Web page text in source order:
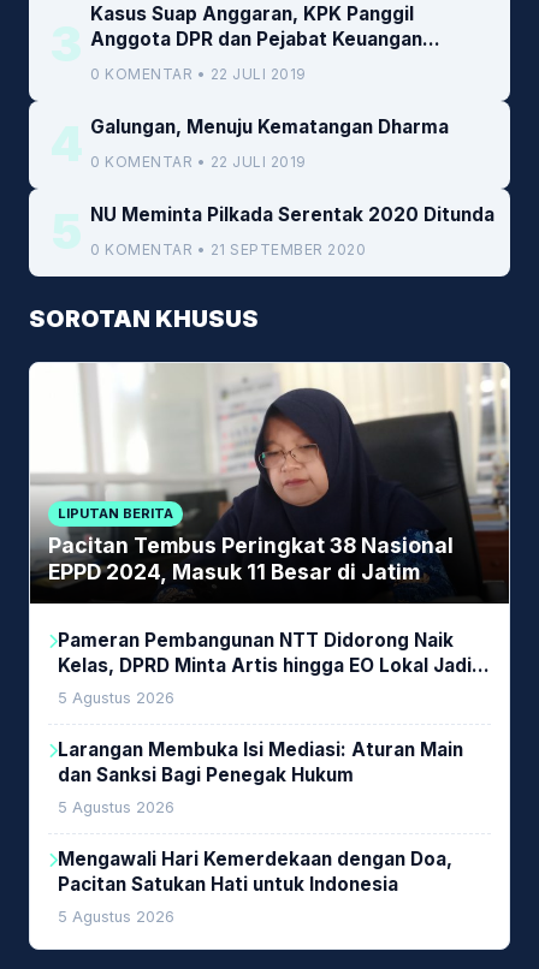
3
Kasus Suap Anggaran, KPK Panggil
Anggota DPR dan Pejabat Keuangan
Kemenkeu
0 KOMENTAR • 22 JULI 2019
4 Galungan, Menuju Kematangan Dharma
0 KOMENTAR • 22 JULI 2019
5 NU Meminta Pilkada Serentak 2020 Ditunda
0 KOMENTAR • 21 SEPTEMBER 2020
SOROTAN KHUSUS
LIPUTAN BERITA
Pacitan Tembus Peringkat 38 Nasional
EPPD 2024, Masuk 11 Besar di Jatim
Pameran Pembangunan NTT Didorong Naik
Kelas, DPRD Minta Artis hingga EO Lokal Jadi
Prioritas
5 Agustus 2026
Larangan Membuka Isi Mediasi: Aturan Main
dan Sanksi Bagi Penegak Hukum
5 Agustus 2026
Mengawali Hari Kemerdekaan dengan Doa,
Pacitan Satukan Hati untuk Indonesia
5 Agustus 2026